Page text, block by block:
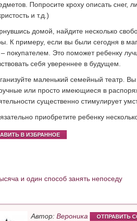
Попросите кроху описать снег,
и т.д.)
домой, найдите несколько
К примеру, если вы были сегодня в
покупателем. Это поможет ребенку
себя увереннее в будущем.
маленький семейный театр. Вы
или просто имеющиеся в
существенно стимулирует
приобретите ребенку
В ИЗБРАННОЕ
и один способ занять непоседу
Автор: Вероника ОТПРАВИТЬ